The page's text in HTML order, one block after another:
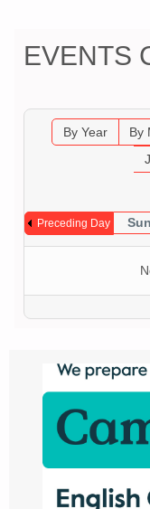
EVENTS
By Year By
Preceding Day